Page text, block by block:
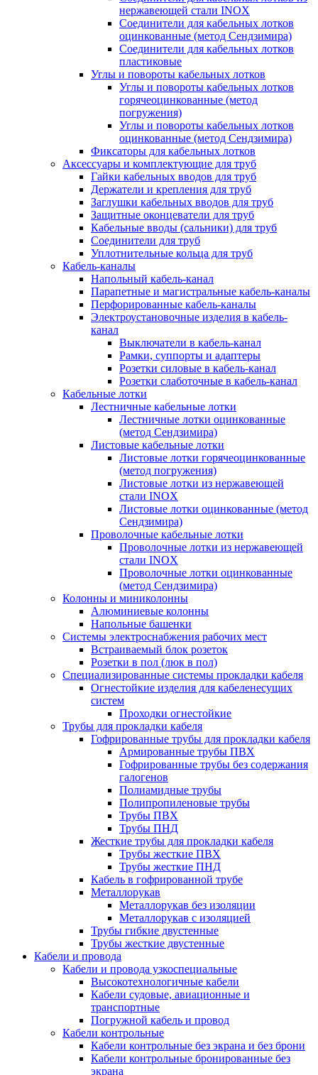
нержавеющей стали INOX
Соединители для кабельных лотков
оцинкованные (метод Сендзимира)
Соединители для кабельных лотков
пластиковые
Углы и повороты кабельных лотков
Углы и повороты кабельных лотков
горячеоцинкованные (метод
погружения)
Углы и повороты кабельных лотков
оцинкованные (метод Сендзимира)
Фиксаторы для кабельных лотков
Аксессуары и комплектующие для труб
Гайки кабельных вводов для труб
Держатели и крепления для труб
Заглушки кабельных вводов для труб
Защитные оконцеватели для труб
Кабельные вводы (сальники) для труб
Соединители для труб
Уплотнительные кольца для труб
Кабель-каналы
Напольный кабель-канал
Парапетные и магистральные кабель-каналы
Перфорированные кабель-каналы
Электроустановочные изделия в кабель-
канал
Выключатели в кабель-канал
Рамки, суппорты и адаптеры
Розетки силовые в кабель-канал
Розетки слаботочные в кабель-канал
Кабельные лотки
Лестничные кабельные лотки
Лестничные лотки оцинкованные
(метод Сендзимира)
Листовые кабельные лотки
Листовые лотки горячеоцинкованные
(метод погружения)
Листовые лотки из нержавеющей
стали INOX
Листовые лотки оцинкованные (метод
Сендзимира)
Проволочные кабельные лотки
Проволочные лотки из нержавеющей
стали INOX
Проволочные лотки оцинкованные
(метод Сендзимира)
Колонны и миниколонны
Алюминиевые колонны
Напольные башенки
Системы электроснабжения рабочих мест
Встраиваемый блок розеток
Розетки в пол (люк в пол)
Специализированные системы прокладки кабеля
Огнестойкие изделия для кабеленесущих
систем
Проходки огнестойкие
Трубы для прокладки кабеля
Гофрированные трубы для прокладки кабеля
Армированные трубы ПВХ
Гофрированные трубы без содержания
галогенов
Полиамидные трубы
Полипропиленовые трубы
Трубы ПВХ
Трубы ПНД
Жесткие трубы для прокладки кабеля
Трубы жесткие ПВХ
Трубы жесткие ПНД
Кабель в гофрированной трубе
Металлорукав
Металлорукав без изоляции
Металлорукав с изоляцией
Трубы гибкие двустенные
Трубы жесткие двустенные
Кабели и провода
Кабели и провода узкоспециальные
Высокотехнологичные кабели
Кабели судовые, авиационные и
транспортные
Погружной кабель и провод
Кабели контрольные
Кабели контрольные без экрана и без брони
Кабели контрольные бронированные без
экрана